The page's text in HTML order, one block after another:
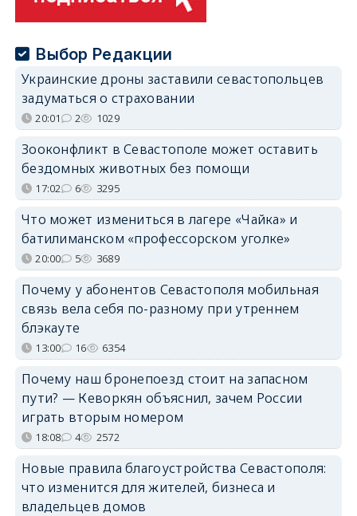
Выбор Редакции
Украинские дроны заставили севастопольцев
задуматься о страховании
20:01 2 1029
Зооконфликт в Севастополе может оставить
бездомных животных без помощи
17:02 6 3295
Что может измениться в лагере «Чайка» и
батилиманском «профессорском уголке»
20:00 5 3689
Почему у абонентов Севастополя мобильная
связь вела себя по-разному при утреннем
блэкауте
13:00 16 6354
Почему наш бронепоезд стоит на запасном
пути? — Кеворкян объяснил, зачем России
играть вторым номером
18:08 4 2572
Новые правила благоустройства Севастополя:
что изменится для жителей, бизнеса и
владельцев домов